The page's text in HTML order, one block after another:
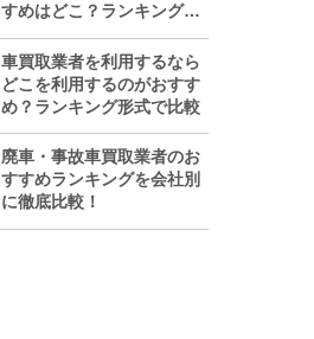
すめはどこ？ランキングで
車買取業者を利用するなら
どこを利用するのがおすす
め？ランキング形式で比較
廃車・事故車買取業者のお
すすめランキングを会社別
に徹底比較！